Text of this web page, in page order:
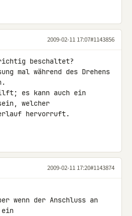
2009-02-11 17:07#1143856
beschaltet?
mal während des Drehens
es kann auch ein
welcher
hervorruft.
2009-02-11 17:20#1143874
wenn der Anschluss an